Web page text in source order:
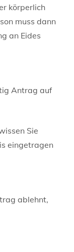
körperlich
muss dann
an Eides
Antrag auf
Sie
eingetragen
ablehnt,